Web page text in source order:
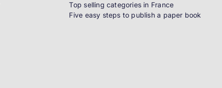
Top selling categories in France
Five easy steps to publish a paper book